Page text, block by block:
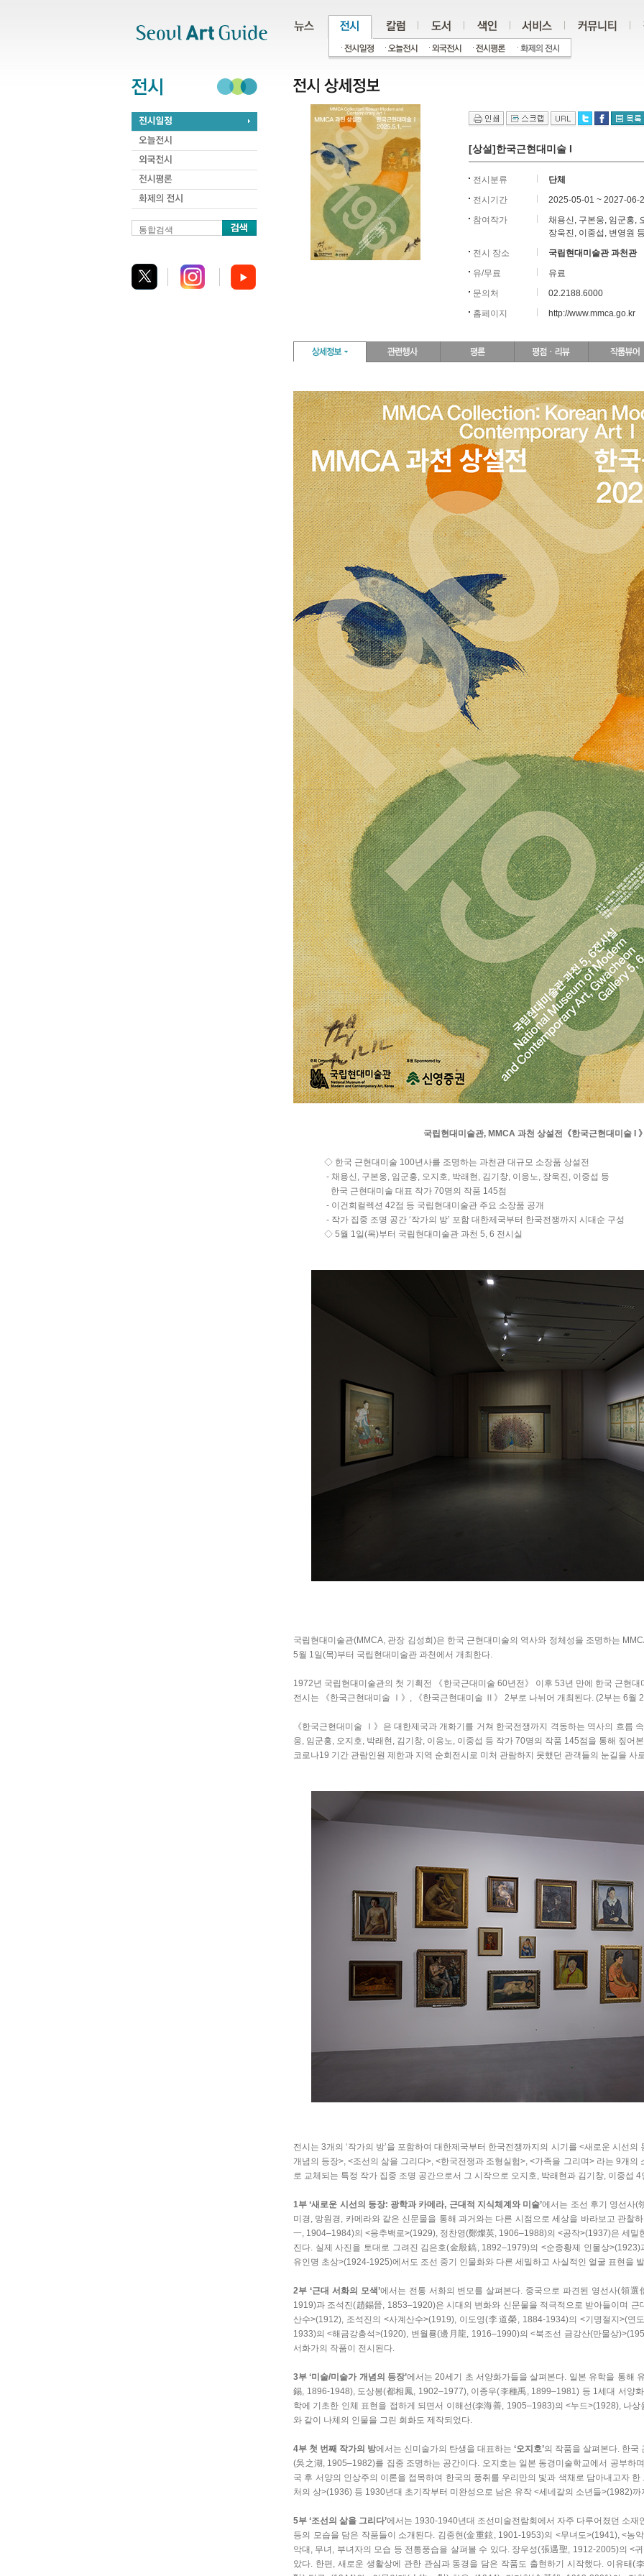
통합검색
[상설]한국근현대미술 I
전시분류
단체
전시기간
2025-05-01 ~ 2027-06-
참여작가
채용신, 구본웅, 임군홍,
장욱진, 이중섭, 변영원
전시 장소
국립현대미술관 과천관
유/무료
유료
문의처
02.2188.6000
홈페이지
http://www.mmca.go.kr
국립현대미술관, MMCA 과천 상설전《한국근현대미술 I
◇ 한국 근현대미술 100년사를 조명하는 과천관 대규모 소장품 상설전
- 채용신, 구본웅, 임군홍, 오지호, 박래현, 김기창, 이응노, 장욱진, 이중섭 등
한국 근현대미술 대표 작가 70명의 작품 145점
- 이건희컬렉션 42점 등 국립현대미술관 주요 소장품 공개
- 작가 집중 조명 공간 ‘작가의 방’ 포함 대한제국부터 한국전쟁까지 시대순 구성
◇ 5월 1일(목)부터 국립현대미술관 과천 5, 6 전시실
국립현대미술관(MMCA, 관장 김성희)은 한국 근현대미술의 역사와 정체성을 조명하는
5월 1일(목)부터 국립현대미술관 과천에서 개최한다.
1972년 국립현대미술관의 첫 기획전 《한국근대미술 60년전》 이후 53년 만에 한국 근현
전시는 《한국근현대미술 Ⅰ》, 《한국근현대미술 Ⅱ》 2부로 나뉘어 개최된다. (2부는 6월
《한국근현대미술 Ⅰ》은 대한제국과 개화기를 거쳐 한국전쟁까지 격동하는 역사의 흐름
웅, 임군홍, 오지호, 박래현, 김기창, 이응노, 이중섭 등 작가 70명의 작품 145점을 통해 짚어
코로나19 기간 관람인원 제한과 지역 순회전시로 미처 관람하지 못했던 관객들의 눈길을 사
전시는 3개의 ‘작가의 방’을 포함하여 대한제국부터 한국전쟁까지의 시기를 <새로운 시선
개념의 등장>, <조선의 삶을 그리다>, <한국전쟁과 조형실험>, <가족을 그리며> 라는 9개의
로 교체되는 특정 작가 집중 조명 공간으로서 그 시작으로 오지호, 박래현과 김기창, 이중섭
1부 ‘새로운 시선의 등장: 광학과 카메라, 근대적 지식체계와 미술’에서는 조선 후기 영선사(
미경, 망원경, 카메라와 같은 신문물을 통해 과거와는 다른 시점으로 세상을 바라보고 관찰
一, 1904–1984)의 <응추백로>(1929), 정찬영(鄭燦英, 1906–1988)의 <공작>(1937)은 세밀
진다. 실제 사진을 토대로 그려진 김은호(金殷鎬, 1892–1979)의 <순종황제 인물상
유인명 초상>(1924-1925)에서도 조선 중기 인물화와 다른 세밀하고 사실적인 얼굴 표현을
2부 ‘근대 서화의 모색’에서는 전통 서화의 변모를 살펴본다. 중국으로 파견된 영선사(領
1919)과 조석진(趙錫晉, 1853–1920)은 시대의 변화와 신문물을 적극적으로 받아들이며 근
산수>(1912), 조석진의 <사계산수>(1919), 이도영(李道榮, 1884-1934)의 <기명절지>(연
1933)의 <해금강총석>(1920), 변월룡(邊月龍, 1916–1990)의 <북조선 금강산(만물상
서화가의 작품이 전시된다.
3부 ‘미술/미술가 개념의 등장’에서는 20세기 초 서양화가들을 살펴본다. 일본 유학을 통해
錫, 1896-1948), 도상봉(都相鳳, 1902–1977), 이종우(李種禹, 1899–1981) 등 1세대 서양
학에 기초한 인체 표현을 접하게 되면서 이해선(李海善, 1905–1983)의 <누드>(1928), 나
와 같이 나체의 인물을 그린 회화도 제작되었다.
4부 첫 번째 작가의 방에서는 신미술가의 탄생을 대표하는 ‘오지호’의 작품을 살펴본다. 한국
(吳之湖, 1905–1982)를 집중 조명하는 공간이다. 오지호는 일본 동경미술학교에서 공부하
국 후 서양의 인상주의 이론을 접목하여 한국의 풍취를 우리만의 빛과 색채로 담아내고자
처의 상>(1936) 등 1930년대 초기작부터 미완성으로 남은 유작 <세네갈의 소년들>(1982)
5부 ‘조선의 삶을 그리다’에서는 1930-1940년대 조선미술전람회에서 자주 다루어졌던 소재
등의 모습을 담은 작품들이 소개된다. 김중현(金重鉉, 1901-1953)의 <무녀도>(1941), <농
악대, 무녀, 부녀자의 모습 등 전통풍습을 살펴볼 수 있다. 장우성(張遇聖, 1912-2005)의 <
았다. 한편, 새로운 생활상에 관한 관심과 동경을 담은 작품도 출현하기 시작했다. 이유태